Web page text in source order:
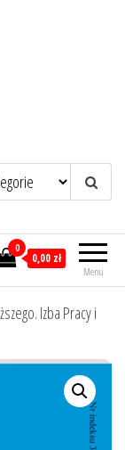
Menu
0
0,00 zł
Izba Pracy i